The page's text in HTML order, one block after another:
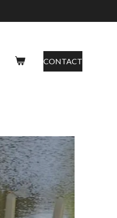
CONTACT